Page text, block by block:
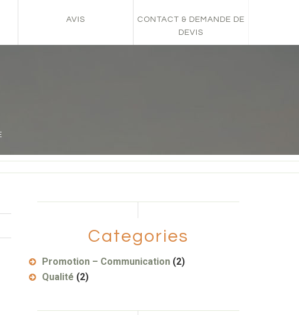
AVIS
CONTACT & DEMANDE DE
DEVIS
Categories
Promotion – Communication (2)
Qualité (2)